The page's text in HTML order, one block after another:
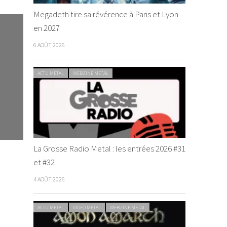
Megadeth tire sa révérence à Paris et Lyon
en 2027
6 AOÛT 2026
ACTU METAL WEBZINE METAL
La Grosse Radio Metal : les entrées 2026 #31
et #32
4 AOÛT 2026
ACTU METAL VIDEO METAL WEBZINE METAL